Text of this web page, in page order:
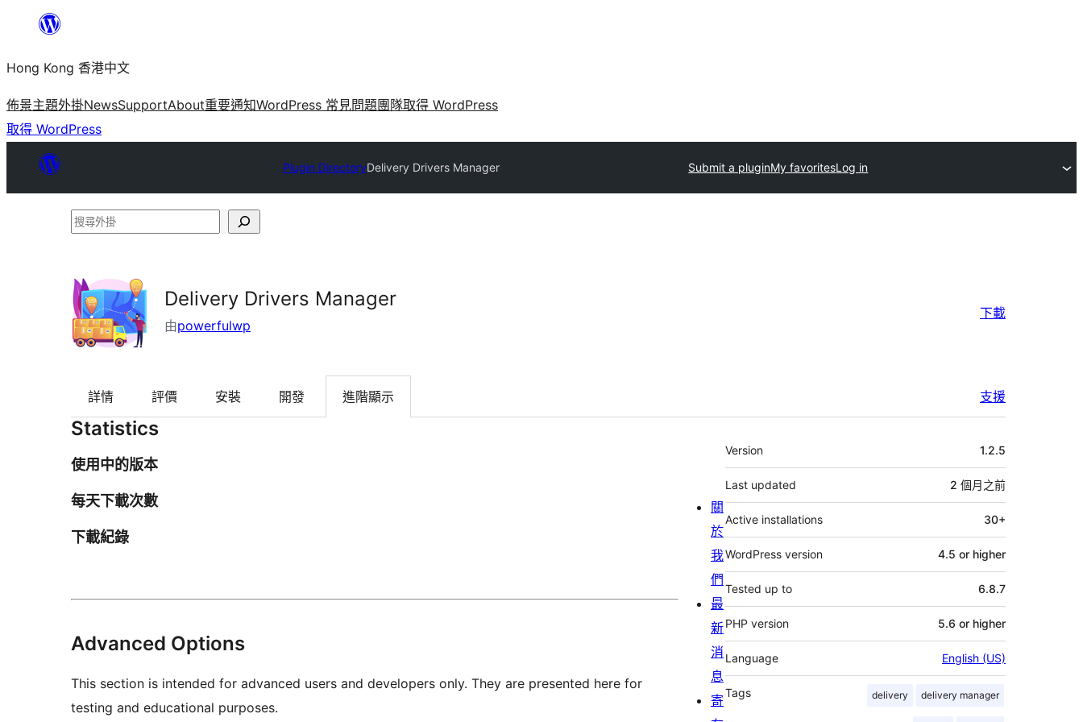
主
要
內
容
Hong Kong 香港中文
佈景主題外掛NewsSupportAbout重要通知WordPress 常見問題團隊取得 WordPress
取得 WordPress
Plugin DirectoryDelivery Drivers Manager Submit a pluginMy favoritesLog in
搜
掛
Delivery Drivers Manager
由powerfulwp
下載
詳情 評價 安裝 開發 進階顯示 支援
Statistics
使用中的版本
每天下載次數
下載紀錄
Advanced Options
This section is intended for advanced users and developers only. They are presented here for
testing and educational purposes.
其
它
Version 1.2.5
Last updated 2 個月 之前
Active installations 30+
WordPress version 4.5 or higher
Tested up to 6.8.7
PHP version 5.6 or higher
Language English (US)
Tags delivery delivery manager
關
於
我
們
最
新
消
息
寄